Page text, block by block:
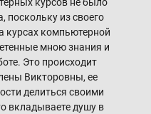
поскольку из своего
курсах компьютерной
мною знания и
Это происходит
Викторовны, ее
делиться своими
вкладываете душу в